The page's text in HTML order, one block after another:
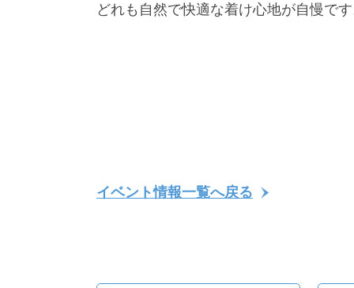
どれも自然で快適な着け心地が自慢で
イベント情報一覧へ戻る